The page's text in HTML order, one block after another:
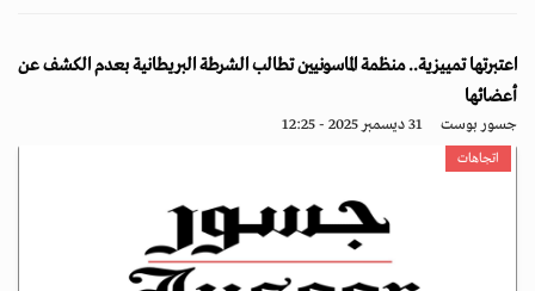
اعتبرتها تمييزية.. منظمة الماسونيين تطالب الشرطة البريطانية بعدم الكشف عن
أعضائها
جسور بوست 31 ديسمبر 2025 - 12:25
اتجاهات